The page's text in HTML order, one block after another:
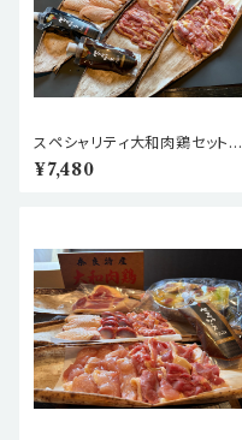
スペシャリティ大和肉鶏セット
2人前 【本格地鶏をキャンプ•B
BQ•ご自宅で！】
¥7,480